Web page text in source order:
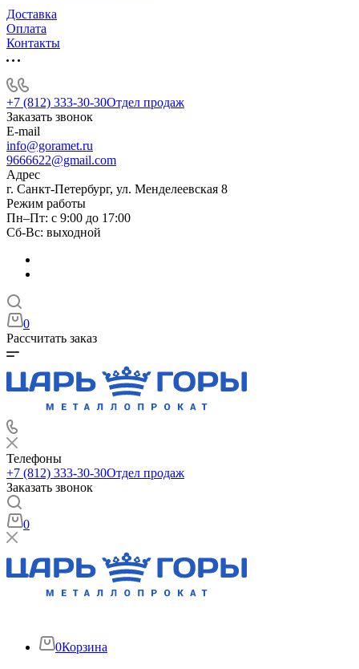
Доставка
Оплата
Контакты
+7 (812) 333-30-30Отдел продаж
Заказать звонок
E-mail
info@goramet.ru
9666622@gmail.com
Адрес
г. Санкт-Петербург, ул. Менделеевская 8
Режим работы
Пн–Пт: с 9:00 до 17:00
Сб-Вс: выходной
0
Рассчитать заказ
Телефоны
+7 (812) 333-30-30Отдел продаж
Заказать звонок
0
0Корзина